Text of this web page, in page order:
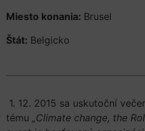
Miesto konania: Brusel
Štát: Belgicko
1. 12. 2015 sa uskutoční
tému „Climate change, the